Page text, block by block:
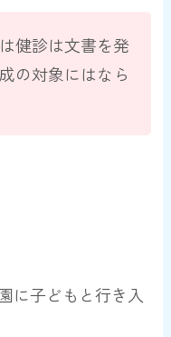
健診は文書を発
の対象にはなら
に子どもと行き入